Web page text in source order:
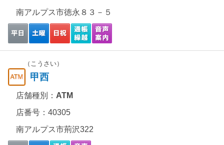
南アルプス市徳永８３－５
（こうさい）
甲西
店舗種別： ATM
店番号：40305
南アルプス市荊沢322